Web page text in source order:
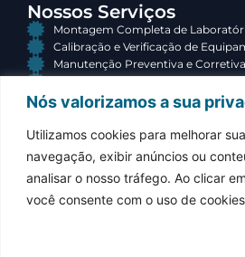
Nós valorizamos a sua
Utilizamos cookies para melhorar
navegação, exibir anúncios ou
analisar o nosso tráfego. Ao clicar em
você consente com o uso de
Nossos Serviços
Montagem Completa de
Calibração e Verificação de
Manutenção Preventiva e Corretiva
Consultoria e Terceirização
(34) 3313-3767
Atendimento comercial
Resposta em até 24h